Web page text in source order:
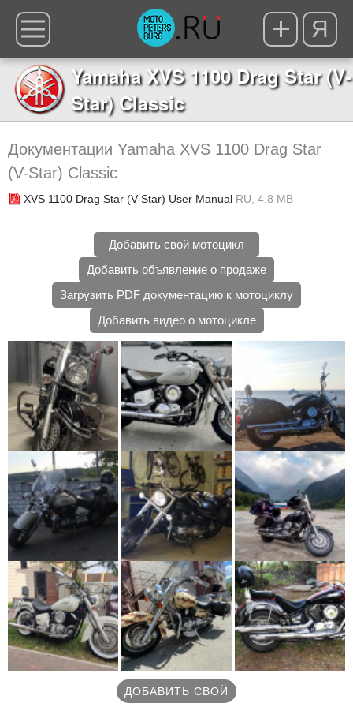
Я
Yamaha XVS 1100 Drag Star (V-
Star) Classic
Документации Yamaha XVS 1100 Drag Star
(V-Star) Classic
XVS 1100 Drag Star (V-Star) User Manual RU, 4.8 MB
Добавить свой мотоцикл
Добавить объявление о продаже
Загрузить PDF документацию к мотоциклу
Добавить видео о мотоцикле
ДОБАВИТЬ СВОЙ